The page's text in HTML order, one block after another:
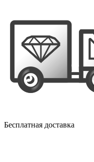
Бесплатная доставка